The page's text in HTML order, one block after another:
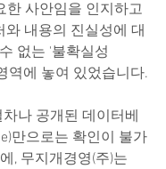
한 사안임을 인지하고
와 내용의 진실성에 대
없는 '불확실성
역에 놓여 있었습니다.
나 공개된 데이터베
만으로는 확인이 불가
, 무지개경영(주)는